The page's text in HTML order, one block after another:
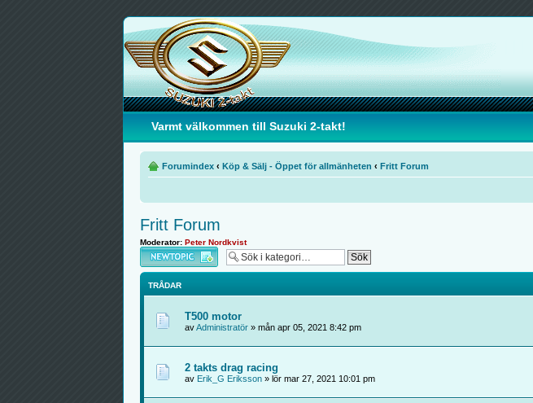
Varmt välkommen till Suzuki 2-takt!
Forumindex ‹ Köp & Sälj - Öppet för allmänheten ‹ Fritt Forum
Fritt Forum
Moderator: Peter Nordkvist
Skapa en ny tråd
TRÅDAR
T500 motor
avAdministratör» mån apr 05, 2021 8:42 pm
2 takts drag racing
av Erik_G Eriksson» lör mar 27, 2021 10:01 pm